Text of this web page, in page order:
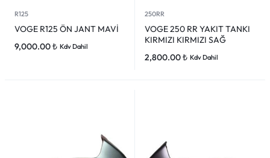
R125
VOGE R125 ÖN JANT MAVİ
9,000.00₺ Kdv Dahil
250RR
VOGE 250 RR YAKIT TANKI
KIRMIZI KIRMIZI SAĞ
2,800.00₺ Kdv Dahil